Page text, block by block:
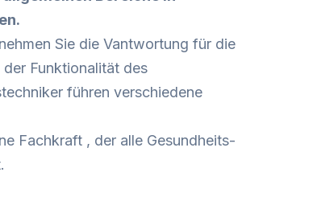
Sie die Vantwortung für die
Funktionalität des
führen verschiedene
Fachkraft , der alle Gesundheits-